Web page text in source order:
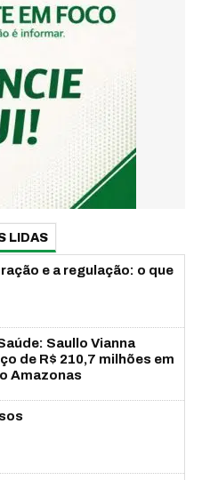
LIDAS
e a regulação: o que
Saullo Vianna
de R$ 210,7 milhões em
Amazonas